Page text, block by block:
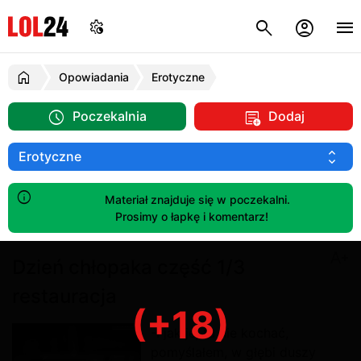
Opowiadania Erotyczne
Poczekalnia Dodaj
Materiał znajduje się w poczekalni.
Prosimy o łapkę i komentarz!
(+18)
-I jak jej tu nie kochać,